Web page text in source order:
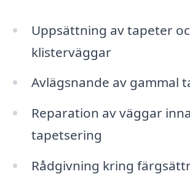
Uppsättning av tapeter
klisterväggar
Avlägsnande av gammal
Reparation av väggar
tapetsering
Rådgivning kring